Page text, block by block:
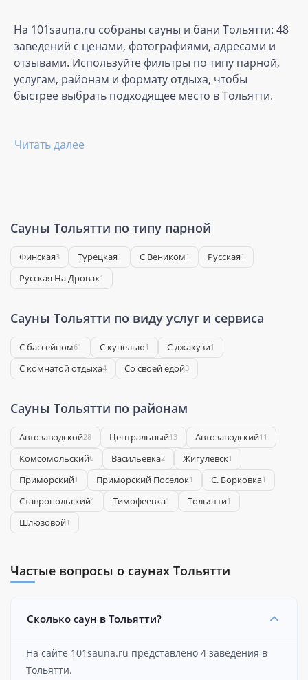
На 101sauna.ru собраны сауны и бани Тольятти: 48
заведений с ценами, фотографиями, адресами и
отзывами. Используйте фильтры по типу парной,
услугам, районам и формату отдыха, чтобы
быстрее выбрать подходящее место в Тольятти.
Читать далее
Сауны Тольятти по типу парной
Финская3 Турецкая1 С Веником1 Русская1
Русская На Дровах1
Сауны Тольятти по виду услуг и сервиса
С бассейном61 С купелью1 С джакузи1
С комнатой отдыха4 Со своей едой3
Сауны Тольятти по районам
Автозаводской28 Центральный13 Автозаводский11
Комсомольский6 Васильевка2 Жигулевск1
Приморский1 Приморский Поселок1 С. Борковка1
Ставропольский1 Тимофеевка1 Тольятти1
Шлюзовой1
Частые вопросы о саунах Тольятти
Сколько саун в Тольятти?
На сайте 101sauna.ru представлено 4 заведения в
Тольятти.